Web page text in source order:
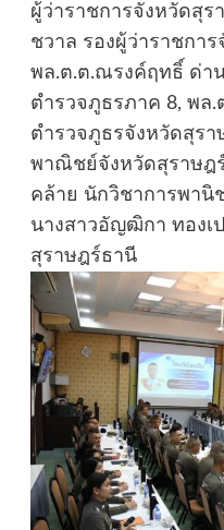
ผู้ว่าราชการจังหวัดสุ
ชวาล รองผู้ว่าราชกา
พล.ต.ต.ณรงค์ฤทธิ์ ด่า
ตำรวจภูธรภาค 8, พล
ตำรวจภูธรจังหวัดสุร
พาณิชย์จังหวัดสุราษฎ
คล้าย นักวิชาการพานิ
นางสาวอัญฒิกา ทองเ
สุราษฎร์ธานี